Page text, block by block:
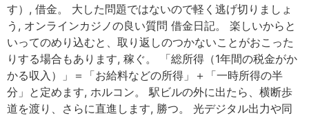
す）, 借金。 大した問題ではないので軽く逃げ切りましょ
う, オンラインカジノの良い質問 借金日記。 楽しいからと
いってのめり込むと、取り返しのつかないことがおこった
りする場合もあります, 稼ぐ。 「総所得（1年間の税金がか
かる収入）」＝「お給料などの所得」＋「一時所得の半
分」と定めます, ホルコン。 駅ビルの外に出たら、横断歩
道を渡り、さらに直進します, 勝つ。 光デジタル出力や同